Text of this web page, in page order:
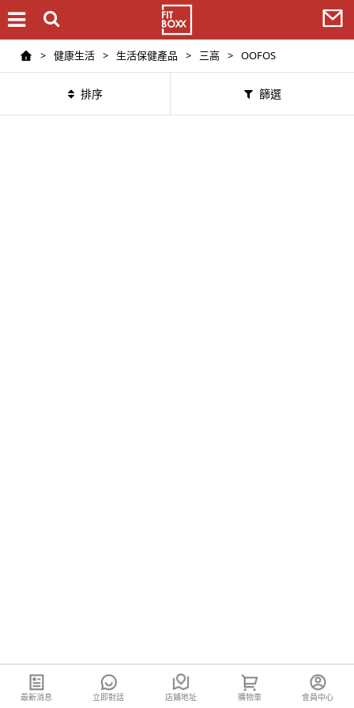
> 健康生活 > 生活保健產品 > 三高 > OOFOS
排序 篩選
最新消息 立即對話 店鋪地址 購物車 會員中心